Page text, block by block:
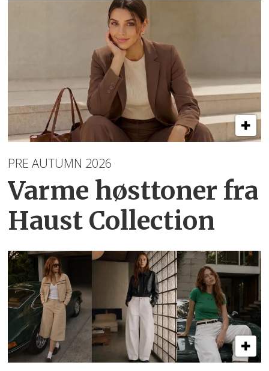
PRE AUTUMN 2026
Varme høsttoner fra
Haust Collection